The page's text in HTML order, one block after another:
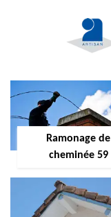
Ramonage de
cheminée 59